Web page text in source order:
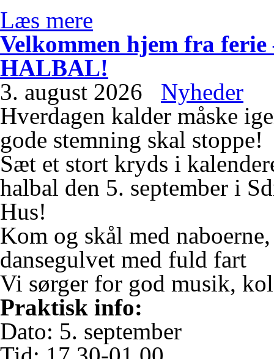
Læs mere
Velkommen hjem fra
HALBAL!
3. august 2026
Nyheder
Hverdagen kalder måske
gode stemning skal stoppe!
Sæt et stort kryds i
halbal den 5. september i
Hus!
Kom og skål med
dansegulvet med fuld fart
Vi sørger for god musik,
Praktisk info:
Dato: 5. september